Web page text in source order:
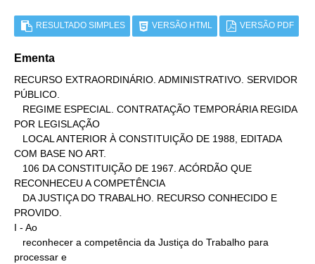
RESULTADO SIMPLES VERSÃO HTML VERSÃO PDF
Ementa
RECURSO EXTRAORDINÁRIO. ADMINISTRATIVO. SERVIDOR
PÚBLICO.
POR LEGISLAÇÃO
COM BASE NO ART.
RECONHECEU A COMPETÊNCIA
PROVIDO.
I - Ao
processar e